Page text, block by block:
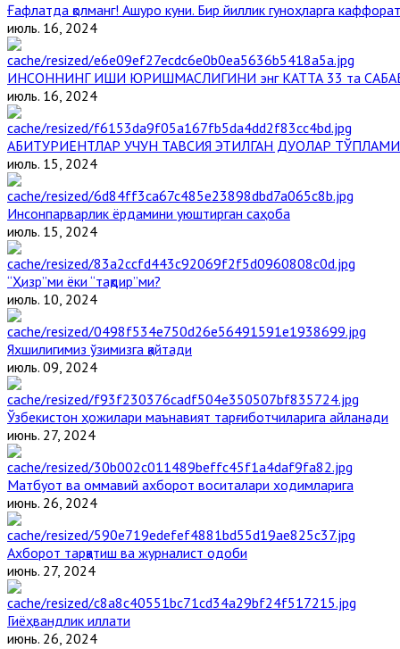
Ғафлатда қолманг! Ашуро куни. Бир йиллик гуноҳларга
июль. 16, 2024
ИНСОННИНГ ИШИ ЮРИШМАСЛИГИНИ энг КАТТА 33 та
июль. 16, 2024
АБИТУРИЕНТЛАР УЧУН ТАВСИЯ ЭТИЛГАН ДУОЛАР ТЎПЛАМИ
июль. 15, 2024
Инсонпарварлик ёрдамини уюштирган саҳоба
июль. 15, 2024
“Ҳизр”ми ёки “тақдир”ми?
июль. 10, 2024
Яхшилигимиз ўзимизга қайтади
июль. 09, 2024
Ўзбекистон ҳожилари маънавият тарғиботчиларига айланади
июнь. 27, 2024
Матбуот ва оммавий ахборот воситалари ходимларига
июнь. 26, 2024
Ахборот тарқатиш ва журналист одоби
июнь. 27, 2024
Гиёҳвандлик иллати
июнь. 26, 2024